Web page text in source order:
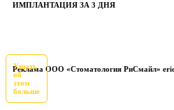
ИМПЛАНТАЦИЯ ЗА 3 ДНЯ
Реклама ООО «Стоматология РиСмайл»
Узнать
об
этом
больше